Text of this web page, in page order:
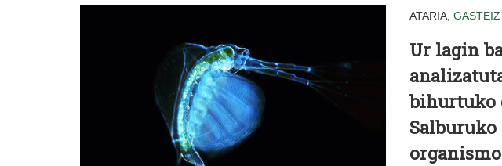
ATARIA, GASTEIZ
Ur lagin
bihurtuko